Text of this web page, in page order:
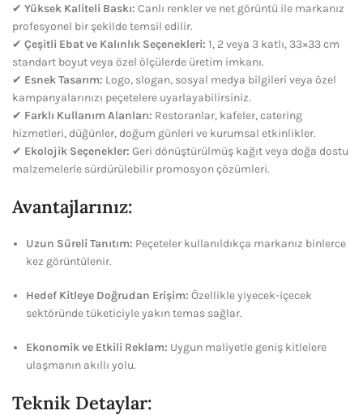
✔ Yüksek Kaliteli Baskı: Canlı renkler ve net görüntü ile markanız
profesyonel bir şekilde temsil edilir.
✔ Çeşitli Ebat ve Kalınlık Seçenekleri: 1, 2 veya 3 katlı, 33×33 cm
standart boyut veya özel ölçülerde üretim imkanı.
✔ Esnek Tasarım: Logo, slogan, sosyal medya bilgileri veya özel
kampanyalarınızı peçetelere uyarlayabilirsiniz.
✔ Farklı Kullanım Alanları: Restoranlar, kafeler, catering
hizmetleri, düğünler, doğum günleri ve kurumsal etkinlikler.
✔ Ekolojik Seçenekler: Geri dönüştürülmüş kağıt veya doğa dostu
malzemelerle sürdürülebilir promosyon çözümleri.
Avantajlarınız:
Uzun Süreli Tanıtım: Peçeteler kullanıldıkça markanız binlerce
kez görüntülenir.
Hedef Kitleye Doğrudan Erişim: Özellikle yiyecek-içecek
sektöründe tüketiciyle yakın temas sağlar.
Ekonomik ve Etkili Reklam: Uygun maliyetle geniş kitlelere
ulaşmanın akıllı yolu.
Teknik Detaylar: